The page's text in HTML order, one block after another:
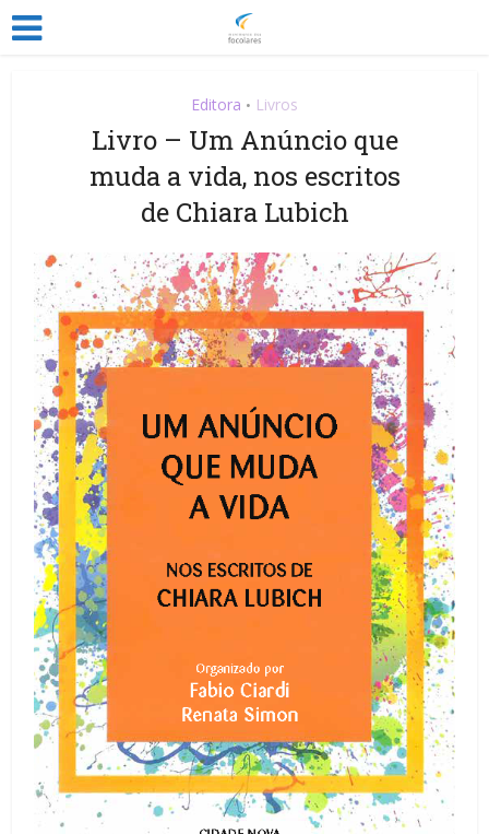
Editora • Livros
Livro – Um Anúncio que
muda a vida, nos escritos
de Chiara Lubich